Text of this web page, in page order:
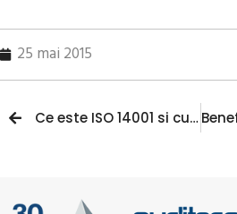
25 mai 2015
Ce este ISO 14001 si cum poate sa aduca beneficii afacerii dvs. ?